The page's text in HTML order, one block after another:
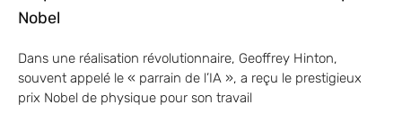
Nobel
Dans une réalisation révolutionnaire, Geoffrey Hinton,
souvent appelé le « parrain de l’IA », a reçu le prestigieux
prix Nobel de physique pour son travail